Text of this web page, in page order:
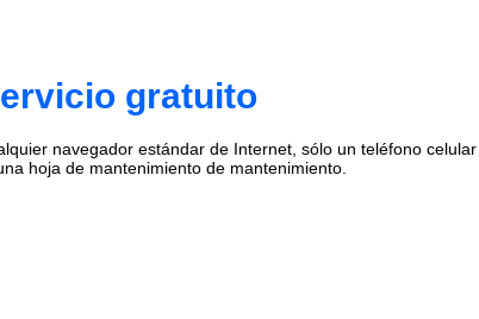
gratuito
navegador estándar de Internet, sólo un teléfono
hoja de mantenimiento de mantenimiento.